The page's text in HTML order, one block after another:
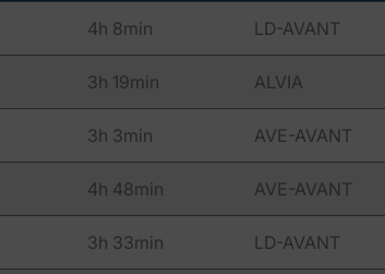
4h 8min LD-AVANT
3h 19min ALVIA
3h 3min AVE-AVANT
4h 48min AVE-AVANT
3h 33min LD-AVANT